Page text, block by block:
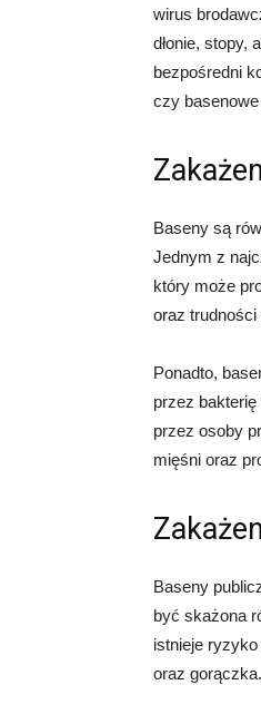
wirus
dłonie, stopy,
bezpośredni
czy
Baseny są
Jednym z
który może
oraz trudności
Ponadto,
przez
przez osoby
mięśni oraz
Baseny
być skażona
istnieje
oraz gorączka.